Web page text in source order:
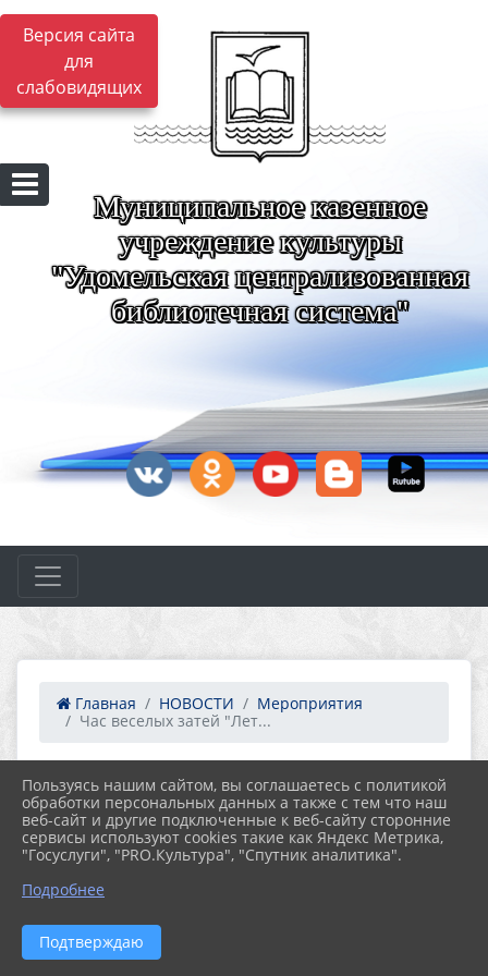
Версия сайта
для
слабовидящих
Муниципальное казенное
учреждение культуры
"Удомельская централизованная
библиотечная система"
Главная НОВОСТИ
Мероприятия
Час веселых затей "Лет...
ЧАС ВЕСЕЛЫХ ЗАТЕЙ "ЛЕТНЯЯ ФИЕСТА"
Пользуясь нашим сайтом, вы соглашаетесь с политикой
обработки персональных данных а также с тем что наш
веб-сайт и другие подключенные к веб-сайту сторонние
сервисы используют cookies такие как Яндекс Метрика,
"Госуслуги", "PRO.Культура", "Спутник аналитика".
Подробнее
Подтверждаю